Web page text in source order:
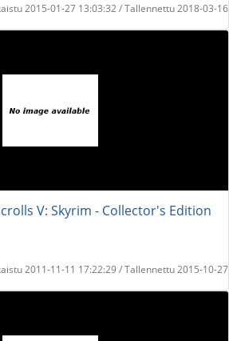
2015-01-27 13:03:32 / Tallennettu 2018-03-16
V: Skyrim - Collector's Edition
2011-11-11 17:22:29 / Tallennettu 2015-10-27